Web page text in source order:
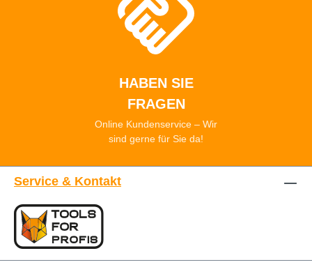
HABEN SIE
FRAGEN
Online Kundenservice – Wir
sind gerne für Sie da!
Service & Kontakt